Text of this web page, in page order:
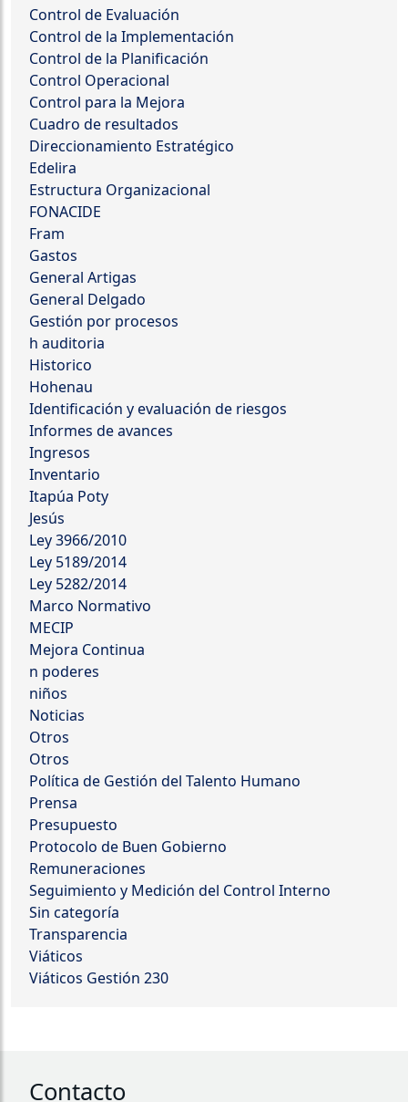
Control de Evaluación
Control de la Implementación
Control de la Planificación
Control Operacional
Control para la Mejora
Cuadro de resultados
Direccionamiento Estratégico
Edelira
Estructura Organizacional
FONACIDE
Fram
Gastos
General Artigas
General Delgado
Gestión por procesos
h auditoria
Historico
Hohenau
Identificación y evaluación de riesgos
Informes de avances
Ingresos
Inventario
Itapúa Poty
Jesús
Ley 3966/2010
Ley 5189/2014
Ley 5282/2014
Marco Normativo
MECIP
Mejora Continua
n poderes
niños
Noticias
Otros
Otros
Política de Gestión del Talento Humano
Prensa
Presupuesto
Protocolo de Buen Gobierno
Remuneraciones
Seguimiento y Medición del Control Interno
Sin categoría
Transparencia
Viáticos
Viáticos Gestión 230
Contacto